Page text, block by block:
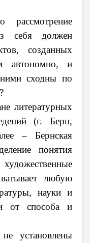
рассмотрение
себя должен
созданных
автономно, и
сходны по
литературных
(г. Берн,
– Бернская
понятия
любую
науки и
от способа и
установлены